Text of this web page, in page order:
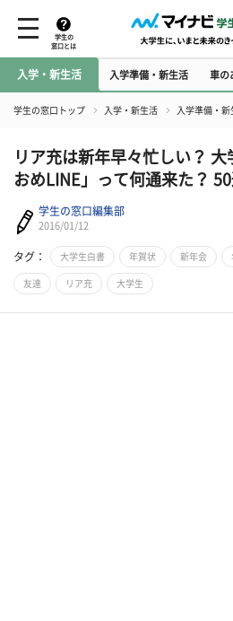
学生の
窓口とは
入学・新生活 入学準備・新生活 車の
学生の窓口トップ 入学・新生活 入学準備・新
リア充は新年早々忙しい？
おめLINE」って何通来た？
学生の窓口編集部
2016/01/12
タグ： 大学生白書 年賀状 新年会
友達 リア充 大学生